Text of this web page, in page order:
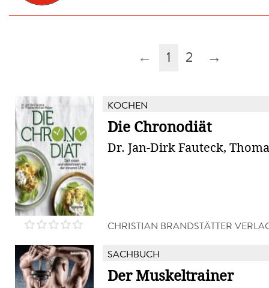
← 1 2 →
KOCHEN
Die Chronodiät
Dr. Jan-Dirk Fauteck,
CHRISTIAN BRANDSTÄTTER
SACHBUCH
Der Muskeltrainer